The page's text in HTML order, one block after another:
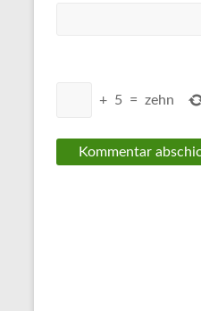
+ 5 = zehn